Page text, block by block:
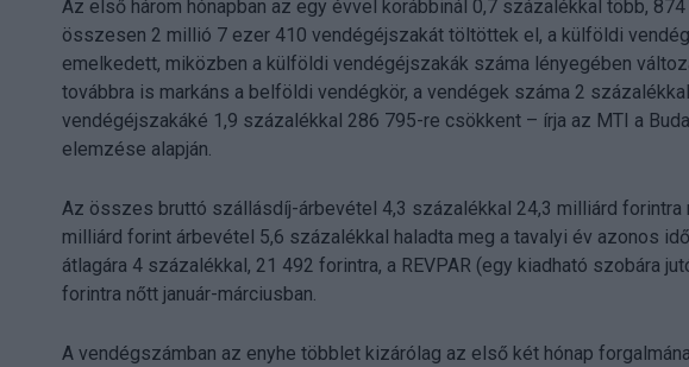
Az első három hónapban az egy évvel korábbinál 0,7 százalékkal több,
összesen 2 millió 7 ezer 410 vendégéjszakát töltöttek el, a külföldi
emelkedett, miközben a külföldi vendégéjszakák száma lényegében
továbbra is markáns a belföldi vendégkör, a vendégek száma 2
vendégéjszakáké 1,9 százalékkal 286 795-re csökkent – írja az MTI a
elemzése alapján.
Az összes bruttó szállásdíj-árbevétel 4,3 százalékkal 24,3 milliárd
milliárd forint árbevétel 5,6 százalékkal haladta meg a tavalyi év azonos
átlagára 4 százalékkal, 21 492 forintra, a REVPAR (egy kiadható szobára
forintra nőtt január-márciusban.
A vendégszámban az enyhe többlet kizárólag az első két hónap